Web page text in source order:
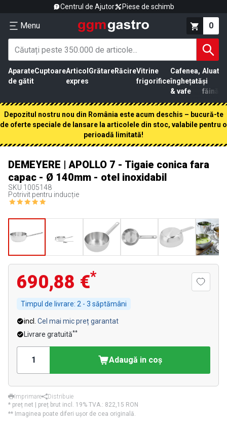
Centrul de Ajutor Piese de schimb
Menu 0
Aparate
de gătit
CuptoareArticol
expres
GrătareRăcireVitrine
frigorifice
Cafenea,
înghețată
& vafe
Aluat
și
făină
Depozitul nostru nou din România este acum deschis – bucură-te
de oferte speciale de lansare la articolele din stoc, valabile pentru o
perioadă limitată!
DEMEYERE | APOLLO 7 - Tigaie conica fara
capac - Ø 140mm - otel inoxidabil
SKU 1005148
Potrivit pentru inducție
690,88 €*
Timpul de livrare: 2 - 3 săptămâni
incl. Cel mai mic preț garantat
Livrare gratuită**
Adaugă in coş
Imprimare
Distribuie
* preț net | preț brut incl. 19% TVA.: 822,15 RON
** Imaginea poate diferi ușor de cea originală.